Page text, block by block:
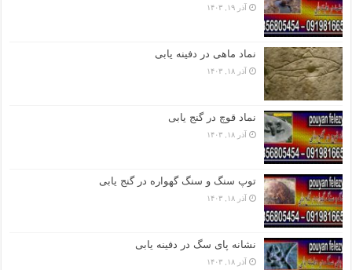
آذر ۱۹, ۱۴۰۳
نماد ماهی در دفینه یابی
آذر ۱۸, ۱۴۰۳
نماد قوچ در گنج یابی
آذر ۱۸, ۱۴۰۳
توپ سنگ و سنگ گهواره در گنج یابی
آذر ۱۸, ۱۴۰۳
نشانه پای سگ در دفینه یابی
آذر ۱۸, ۱۴۰۳